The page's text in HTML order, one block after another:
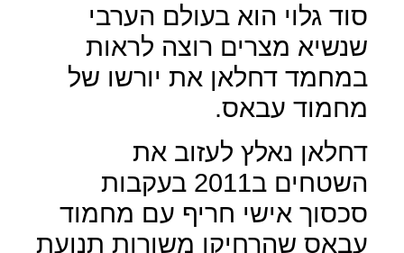
סוד גלוי הוא בעולם הערבי
שנשיא מצרים רוצה לראות
במחמד דחלאן את יורשו של
מחמוד עבאס.
דחלאן נאלץ לעזוב את
השטחים ב2011 בעקבות
סכסוך אישי חריף עם מחמוד
עבאס שהרחיקו משורות תנועת